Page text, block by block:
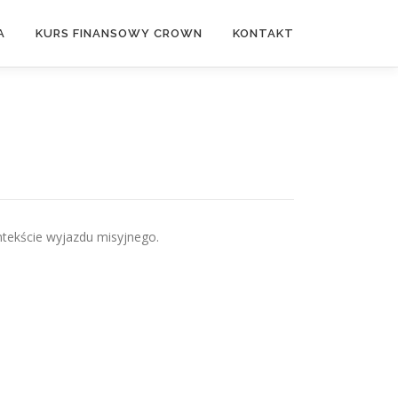
KURS FINANSOWY CROWN KONTAKT
wyjazdu misyjnego.